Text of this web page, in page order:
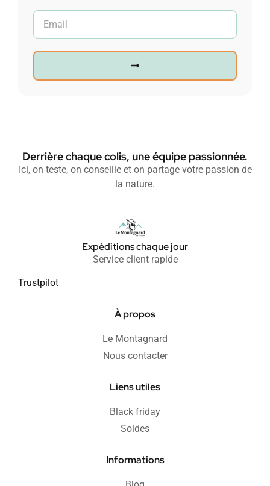
Derrière chaque colis, une équipe passionnée.
Ici, on teste, on conseille et on partage votre passion de
la nature.
Expéditions chaque jour
Service client rapide
Trustpilot
À propos
Le Montagnard
Nous contacter
Liens utiles
Black friday
Soldes
Informations